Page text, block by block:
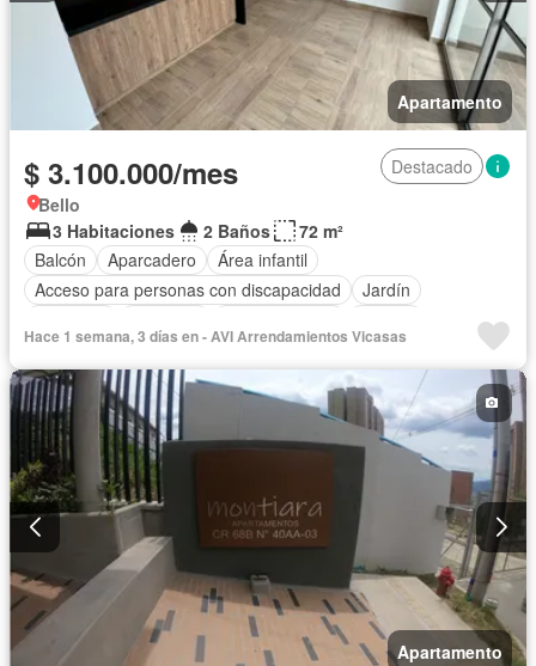
Apartamento
$ 3.100.000/mes
Destacado
Bello
3 Habitaciones
2 Baños
72 m²
Balcón
Aparcadero
Área infantil
Acceso para personas con discapacidad
Jardín
Ascensor
Gas natural Vista panorámica
Sauna
Seguridad privada
Piscina Cancha de tenis
Agua
Patio
Hace 1 semana, 3 días en - AVI Arrendamientos Vicasas
Apartamento